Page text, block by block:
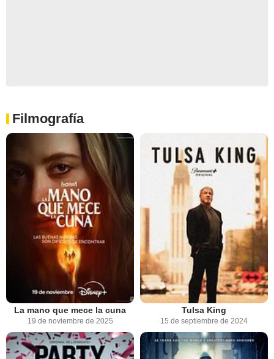
Filmografía
La mano que mece la cuna
19 de noviembre de 2025
Tulsa King
15 de septiembre de 2024